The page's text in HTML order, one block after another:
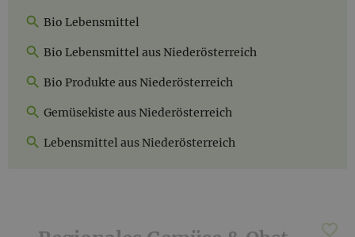
Bio Lebensmittel
Bio Lebensmittel aus Niederösterreich
Bio Produkte aus Niederösterreich
Gemüsekiste aus Niederösterreich
Lebensmittel aus Niederösterreich